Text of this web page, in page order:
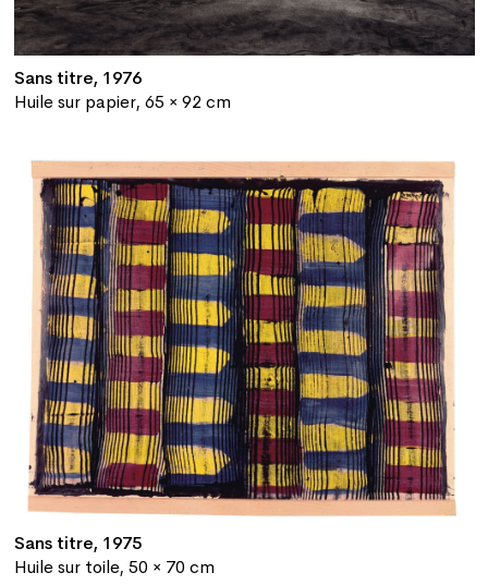
Sans titre, 1976
Huile sur papier, 65 × 92 cm
Sans titre, 1975
Huile sur toile, 50 × 70 cm